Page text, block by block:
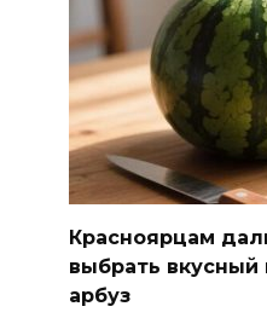
Красноярцам
выбрать вкусный
арбуз